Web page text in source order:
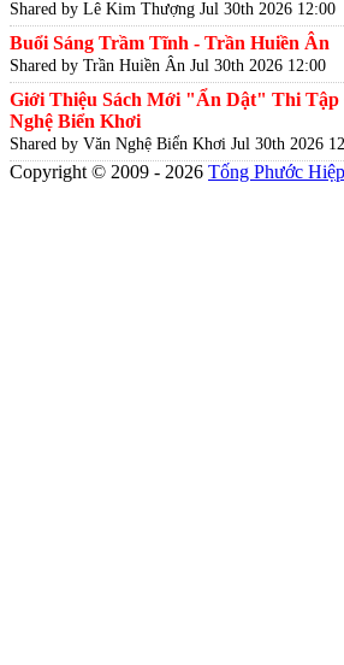
Shared by Lê Kim Thượng Jul 30th 2026 12:00
Buổi Sáng Trầm Tĩnh - Trần Huiền Ân
Shared by Trần Huiền Ân Jul 30th 2026 12:00
Giới Thiệu Sách Mới "Ẩn Dật" Thi Tập
Nghệ Biển Khơi
Shared by Văn Nghệ Biển Khơi Jul 30th 2026
Copyright © 2009 - 2026 Tống Phước Hiệp